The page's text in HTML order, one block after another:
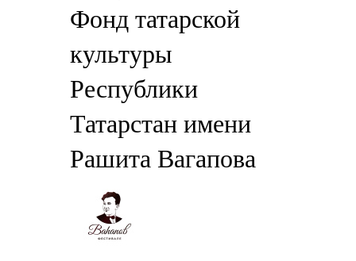
Фонд татарской
культуры
Республики
Татарстан имени
Рашита Вагапова